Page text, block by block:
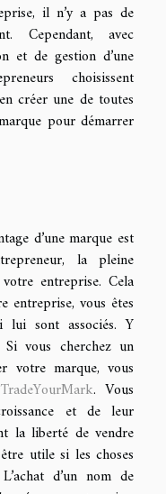
il n’y a pas de
Cependant, avec
et de gestion d’une
choisissent
créer une de toutes
pour démarrer
d’une marque est
la pleine
entreprise. Cela
entreprise, vous êtes
sont associés. Y
vous cherchez un
votre marque, vous
. Vous
et de leur
la liberté de vendre
utile si les choses
d’un nom de